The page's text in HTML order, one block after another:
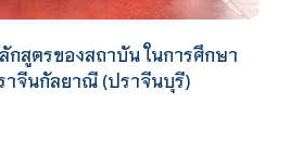
กสูตรของสถาบัน ในการศึกษา
าจีนกัลยาณี (ปราจีนบุรี)